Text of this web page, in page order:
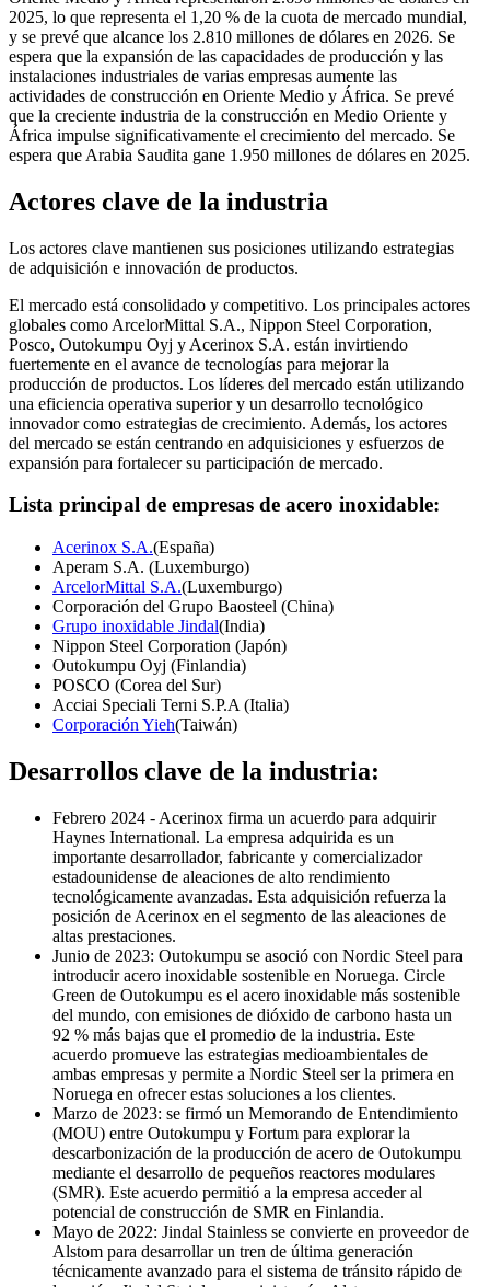
2025, lo que representa el 1,20 % de la cuota de mercado mundial,
y se prevé que alcance los 2.810 millones de dólares en 2026. Se
espera que la expansión de las capacidades de producción y las
instalaciones industriales de varias empresas aumente las
actividades de construcción en Oriente Medio y África. Se prevé
que la creciente industria de la construcción en Medio Oriente y
África impulse significativamente el crecimiento del mercado. Se
espera que Arabia Saudita gane 1.950 millones de dólares en 2025.
Actores clave de la industria
Los actores clave mantienen sus posiciones utilizando estrategias
de adquisición e innovación de productos.
El mercado está consolidado y competitivo. Los principales actores
globales como ArcelorMittal S.A., Nippon Steel Corporation,
Posco, Outokumpu Oyj y Acerinox S.A. están invirtiendo
fuertemente en el avance de tecnologías para mejorar la
producción de productos. Los líderes del mercado están utilizando
una eficiencia operativa superior y un desarrollo tecnológico
innovador como estrategias de crecimiento. Además, los actores
del mercado se están centrando en adquisiciones y esfuerzos de
expansión para fortalecer su participación de mercado.
Lista principal de empresas de acero inoxidable:
Acerinox S.A.(España)
Aperam S.A. (Luxemburgo)
ArcelorMittal S.A.(Luxemburgo)
Corporación del Grupo Baosteel (China)
Grupo inoxidable Jindal(India)
Nippon Steel Corporation (Japón)
Outokumpu Oyj (Finlandia)
POSCO (Corea del Sur)
Acciai Speciali Terni S.P.A (Italia)
Corporación Yieh(Taiwán)
Desarrollos clave de la industria:
Febrero 2024 - Acerinox firma un acuerdo para adquirir
Haynes International. La empresa adquirida es un
importante desarrollador, fabricante y comercializador
estadounidense de aleaciones de alto rendimiento
tecnológicamente avanzadas. Esta adquisición refuerza la
posición de Acerinox en el segmento de las aleaciones de
altas prestaciones.
Junio ​​de 2023: Outokumpu se asoció con Nordic Steel para
introducir acero inoxidable sostenible en Noruega. Circle
Green de Outokumpu es el acero inoxidable más sostenible
del mundo, con emisiones de dióxido de carbono hasta un
92 % más bajas que el promedio de la industria. Este
acuerdo promueve las estrategias medioambientales de
ambas empresas y permite a Nordic Steel ser la primera en
Noruega en ofrecer estas soluciones a los clientes.
Marzo de 2023: se firmó un Memorando de Entendimiento
(MOU) entre Outokumpu y Fortum para explorar la
descarbonización de la producción de acero de Outokumpu
mediante el desarrollo de pequeños reactores modulares
(SMR). Este acuerdo permitió a la empresa acceder al
potencial de construcción de SMR en Finlandia.
Mayo de 2022: Jindal Stainless se convierte en proveedor de
Alstom para desarrollar un tren de última generación
técnicamente avanzado para el sistema de tránsito rápido de